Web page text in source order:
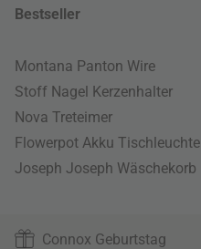
Bestseller
Montana Panton Wire
Stoff Nagel Kerzenhalter
Nova Treteimer
Flowerpot Akku Tischleuchte
Joseph Joseph Wäschekorb
Connox Geburtstag